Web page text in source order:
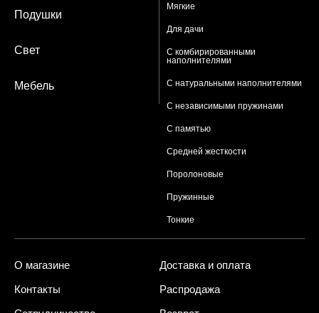
Мягкие
Для дачи
С комбирированными
наполнителями
С натуральными наполнителями
С независимыми пружинами
С памятью
Средней жесткости
Поролоновые
Пружинные
Тонкие
Подушки
Свет
Мебель
О магазине
Доставка и оплата
Контакты
Распродажа